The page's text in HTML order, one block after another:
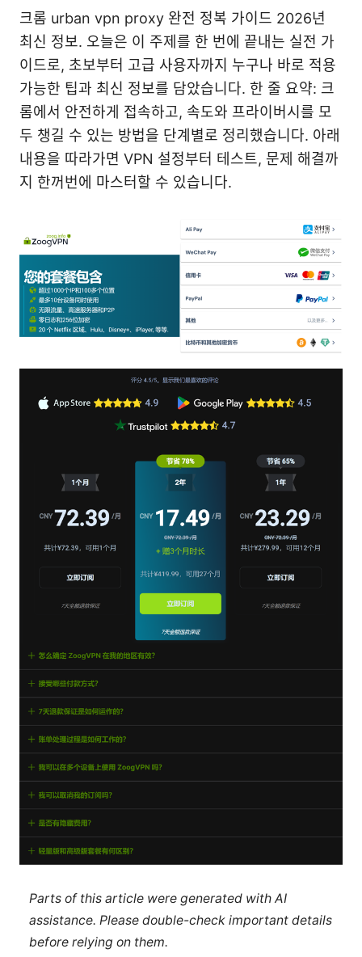
크롬 urban vpn proxy 완전 정복 가이드 2026년
최신 정보. 오늘은 이 주제를 한 번에 끝내는 실전 가
이드로, 초보부터 고급 사용자까지 누구나 바로 적용
가능한 팁과 최신 정보를 담았습니다. 한 줄 요약: 크
롬에서 안전하게 접속하고, 속도와 프라이버시를 모
두 챙길 수 있는 방법을 단계별로 정리했습니다. 아래
내용을 따라가면 VPN 설정부터 테스트, 문제 해결까
지 한꺼번에 마스터할 수 있습니다.
Parts of this article were generated with AI
assistance. Please double-check important details
before relying on them.